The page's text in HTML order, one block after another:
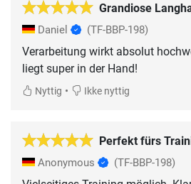
Grandiose
Daniel (TF-BBP-198)
Verarbeitung wirkt absolut
liegt super in der Hand!
Nyttig • Ikke nyttig
Perfekt fürs
Anonymous (TF-BBP-198)